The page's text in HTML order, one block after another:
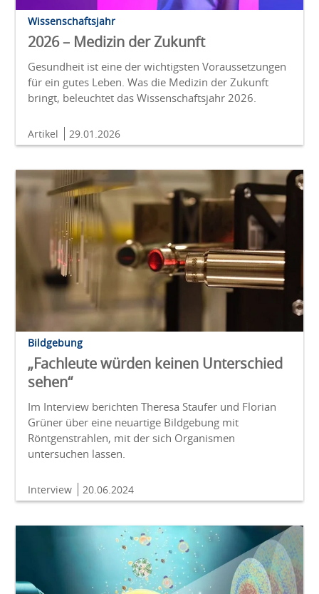
Wissenschaftsjahr
2026 – Medizin der Zukunft
Gesundheit ist eine der wichtigsten Voraussetzungen
für ein gutes Leben. Was die Medizin der Zukunft
bringt, beleuchtet das Wissenschaftsjahr 2026.
Artikel 29.01.2026
Bildgebung
„Fachleute würden keinen Unterschied
sehen“
Im Interview berichten Theresa Staufer und Florian
Grüner über eine neuartige Bildgebung mit
Röntgenstrahlen, mit der sich Organismen
untersuchen lassen.
Interview 20.06.2024